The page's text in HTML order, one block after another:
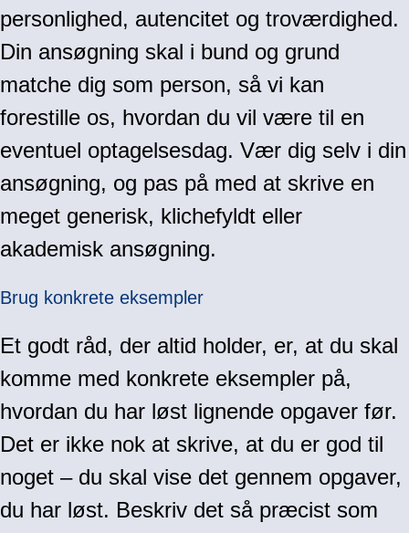
personlighed, autencitet og troværdighed.
Din ansøgning skal i bund og grund
matche dig som person, så vi kan
forestille os, hvordan du vil være til en
eventuel optagelsesdag. Vær dig selv i din
ansøgning, og pas på med at skrive en
meget generisk, klichefyldt eller
akademisk ansøgning.
Brug konkrete eksempler
Et godt råd, der altid holder, er, at du skal
komme med konkrete eksempler på,
hvordan du har løst lignende opgaver før.
Det er ikke nok at skrive, at du er god til
noget – du skal vise det gennem opgaver,
du har løst. Beskriv det så præcist som